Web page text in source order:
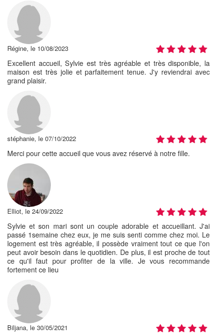
Régine, le 10/08/2023
Excellent accueil, Sylvie est très agréable et très disponible, la
maison est très jolie et parfaitement tenue. J'y reviendrai avec
grand plaisir.
stéphanie, le 07/10/2022
Merci pour cette accueil que vous avez réservé à notre fille.
Elliot, le 24/09/2022
Sylvie et son mari sont un couple adorable et accueillant. J'ai
passé 1semaine chez eux, je me suis senti comme chez moi. Le
logement est très agréable, il possède vraiment tout ce que l'on
peut avoir besoin dans le quotidien. De plus, il est proche de tout
ce qu'il faut pour profiter de la ville. Je vous recommande
fortement ce lieu
Biljana, le 30/05/2021